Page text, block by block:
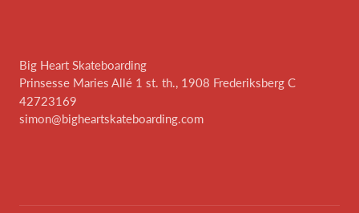
Big Heart Skateboarding
Prinsesse Maries Allé 1 st. th., 1908 Frederiksberg C
42723169
simon@bigheartskateboarding.com